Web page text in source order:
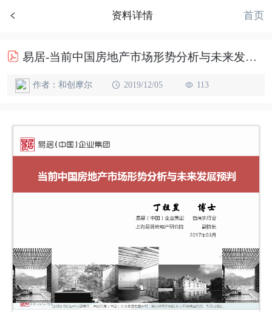
资料详情 首页
易居-当前中国房地产市场形势分析与未来发展预判-57页
作者：和创摩尔 2019/12/05 113